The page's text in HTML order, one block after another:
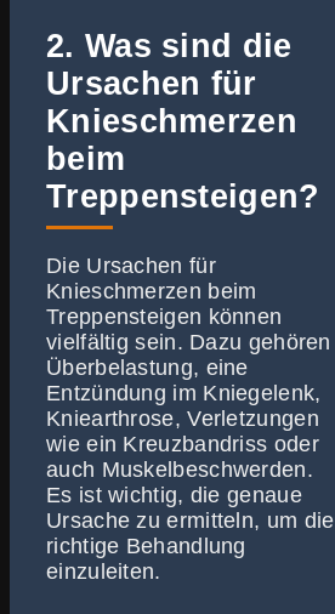
2. Was sind die
Ursachen für
Knieschmerzen
beim
Treppensteigen?
Die Ursachen für
Knieschmerzen beim
Treppensteigen können
vielfältig sein. Dazu gehören
Überbelastung, eine
Entzündung im Kniegelenk,
Kniearthrose, Verletzungen
wie ein Kreuzbandriss oder
auch Muskelbeschwerden.
Es ist wichtig, die genaue
Ursache zu ermitteln, um die
richtige Behandlung
einzuleiten.